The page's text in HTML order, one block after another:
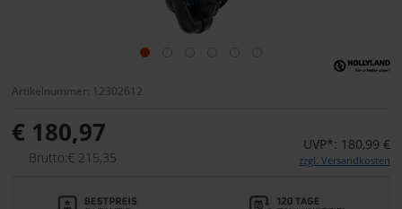
Artikelnummer: 12302612
€ 180,97
Brutto:€ 215,35
UVP*: 180,99 €
zzgl. Versandkosten